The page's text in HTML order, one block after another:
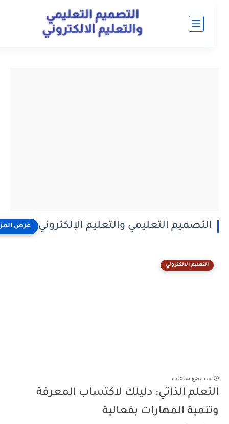
التصميم التعليمي والتعليم الإلكتروني
التعليم الالكتروني
منذ بضع ساعات
الذاتي: دليلك لاكتساب المعرفة
المهارات بفعالية